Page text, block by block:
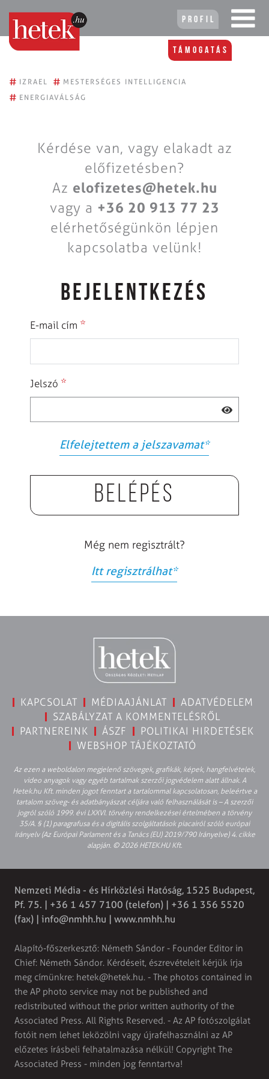
Profil
Támogatás
# IZRAEL # MESTERSÉGES INTELLIGENCIA
# ENERGIAVÁLSÁG
Kérdése van, vagy elakadt az
előfizetésben?
Az elofizetes@hetek.hu
vagy a +36 20 913 77 23
elérhetőségünkön lépjen
kapcsolatba velünk!
BEJELENTKEZÉS
E-mail cím *
Jelszó *
Elfelejtettem a jelszavamat*
Belépés
Még nem regisztrált?
Itt regisztrálhat*
KAPCSOLAT MÉDIAAJÁNLAT
ADATVÉDELEM
SZABÁLYZAT A KOMMENTELÉSRŐL
PARTNEREINK
ÁSZF
POLITIKAI HIRDETÉSEK
WEBSHOP TÁJÉKOZTATÓ
Az ezen a weboldalon megjelenő szövegek, grafikák, képek, hangfelvételek,
video anyagok vagy egyéb tartalmak szerzői jogvédelem alatt állnak. A
Hetek.hu Kft. minden jogot fenntart a tartalommal kapcsolatosan, beleértve a
tartalom szöveg- és adatbányászat céljára való felhasználását is – A szerzői
jogról szóló 1999. évi LXXVI. törvény rendelkezései értelmében a törvény
35/A. § (1) paragrafusa és a digitális szolgáltatások piacairól szóló európai
irányelv (Az Európai Parlament és a Tanács (EU) 2019/790 Irányelve) 4. cikke
alapján. © 2026 HETEK.HU Kft.
Nemzeti Média - és Hírközlési Hatóság, 1525 Budapest,
Pf. 75. | +36 1 457 7100 (telefon) | +36 1 356 5520
(fax) | info@nmhh.hu | www.nmhh.hu
Alapító-főszerkesztő: Németh Sándor - Founder Editor in
Chief: Németh Sándor. Kérdéseit, észrevételeit kérjük írja
meg címünkre: hetek@hetek.hu. - The photos contained in
the AP photo service may not be published and
redistributed without the prior written authority of the
Associated Press. All Rights Reserved. - Az AP fotószolgálat
fotóit nem lehet leközölni vagy újrafelhasználni az AP
előzetes írásbeli felhatalmazása nélkül! Copyright The
Associated Press - minden jog fenntartva!